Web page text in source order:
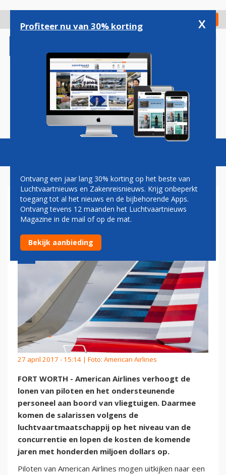
gaan
Check in
Magazine Podcasts Vacatures
AMERICAN AIRLINES BIEDT
MEER LOON
27 april 2017 - 15:14 | Foto: American Airlines
FORT WORTH - American Airlines verhoogt de
lonen van piloten en het ondersteunende
personeel aan boord van vliegtuigen. Daarmee
komen de salarissen volgens de
luchtvaartmaatschappij op het niveau van de
concurrentie en lopen de kosten de komende
jaren met honderden miljoen dollars op.
Piloten van American Airlines mogen uitkijken naar een
Profiteer nu van 30% korting x
Ontvang een jaar lang 30% korting op het beste van
Luchtvaartnieuws en Zakenreisnieuws. Krijg onbeperkt
toegang tot al het nieuws en de bijbehorende Apps.
Ontvang tevens 12 maanden het Luchtvaartnieuws
Magazine in de mail of op de mat.
Bekijk aanbieding